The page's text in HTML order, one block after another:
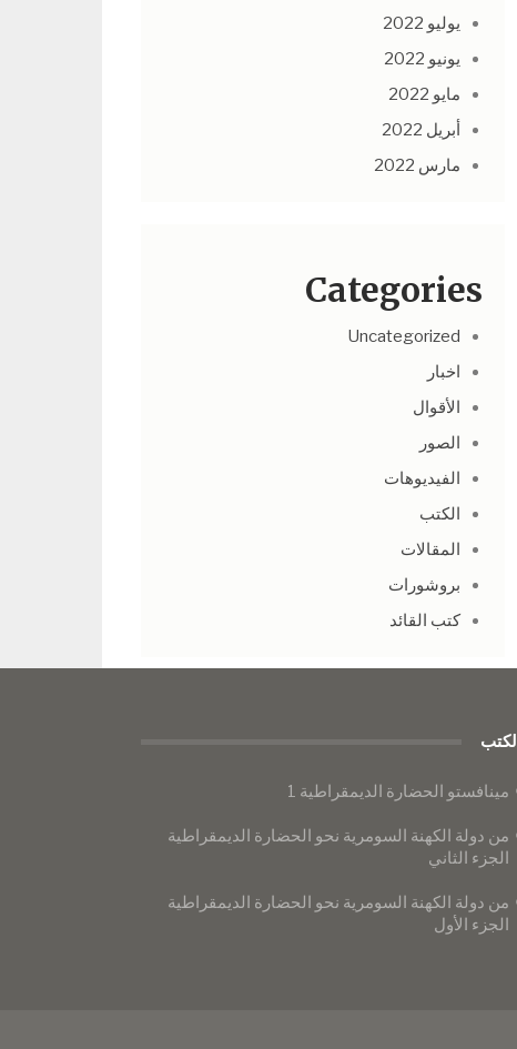
يوليو 2022
يونيو 2022
مايو 2022
أبريل 2022
مارس 2022
Categories
Uncategorized
اخبار
الأقوال
الصور
الفيديوهات
الكتب
المقالات
بروشورات
كتب القائد
الكتب
مينافستو الحضارة الديمقراطية 1
من دولة الكهنة السومرية نحو الحضارة الديمقراطية
الجزء الثاني
من دولة الكهنة السومرية نحو الحضارة الديمقراطية
الجزء الأول